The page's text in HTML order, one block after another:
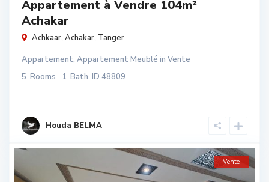
Appartement à Vendre 104m²
Achakar
Achkaar, Achakar, Tanger
Appartement, Appartement Meublé in Vente
5 Rooms 1 Bath ID 48809
Houda BELMA
Vente